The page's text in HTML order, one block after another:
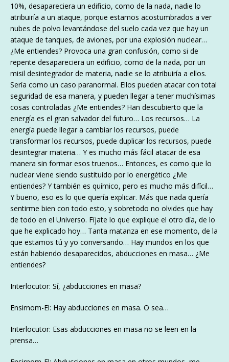
10%, desapareciera un edificio, como de la nada, nadie lo
atribuiría a un ataque, porque estamos acostumbrados a ver
nubes de polvo levantándose del suelo cada vez que hay un
ataque de tanques, de aviones, por una explosión nuclear…
¿Me entiendes? Provoca una gran confusión, como si de
repente desapareciera un edificio, como de la nada, por un
misil desintegrador de materia, nadie se lo atribuiría a ellos.
Sería como un caso paranormal. Ellos pueden atacar con total
seguridad de esa manera, y pueden llegar a tener muchísimas
cosas controladas ¿Me entiendes? Han descubierto que la
energía es el gran salvador del futuro… Los recursos… La
energía puede llegar a cambiar los recursos, puede
transformar los recursos, puede duplicar los recursos, puede
desintegrar materia… Y es mucho más fácil atacar de esa
manera sin formar esos truenos… Entonces, es como que lo
nuclear viene siendo sustituido por lo energético ¿Me
entiendes? Y también es químico, pero es mucho más difícil…
Y bueno, eso es lo que quería explicar. Más que nada quería
sentirme bien con todo esto, y sobretodo no olvides que hay
de todo en el Universo. Fíjate lo que explique el otro día, de lo
que he explicado hoy… Tanta matanza en ese momento, de la
que estamos tú y yo conversando… Hay mundos en los que
están habiendo desaparecidos, abducciones en masa… ¿Me
entiendes?
Interlocutor: Sí, ¿abducciones en masa?
Ensirnom-El: Hay abducciones en masa. O sea…
Interlocutor: Esas abducciones en masa no se leen en la
prensa…